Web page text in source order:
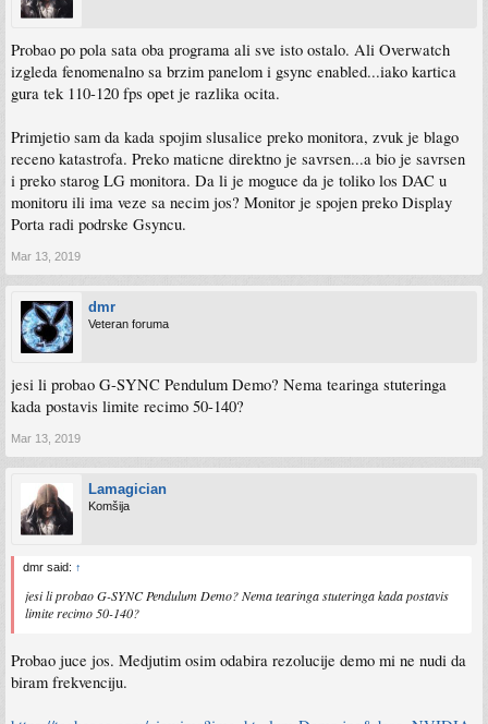
Probao po pola sata oba programa ali sve isto ostalo. Ali Overwatch
izgleda fenomenalno sa brzim panelom i gsync enabled...iako kartica
gura tek 110-120 fps opet je razlika ocita.
Primjetio sam da kada spojim slusalice preko monitora, zvuk je blago
receno katastrofa. Preko maticne direktno je savrsen...a bio je savrsen
i preko starog LG monitora. Da li je moguce da je toliko los DAC u
monitoru ili ima veze sa necim jos? Monitor je spojen preko Display
Porta radi podrske Gsyncu.
Mar 13, 2019
dmr
Veteran foruma
jesi li probao G-SYNC Pendulum Demo? Nema tearinga stuteringa
kada postavis limite recimo 50-140?
Mar 13, 2019
Lamagician
Komšija
dmr said: ↑
jesi li probao G-SYNC Pendulum Demo? Nema tearinga stuteringa kada postavis
limite recimo 50-140?
Probao juce jos. Medjutim osim odabira rezolucije demo mi ne nudi da
biram frekvenciju.